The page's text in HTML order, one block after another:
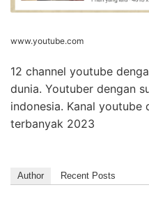
www.youtube.com
12 channel youtube
dunia. Youtuber dengan
indonesia. Kanal youtube
terbanyak 2023
Author Recent Posts